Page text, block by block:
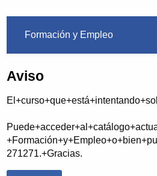
Formación y Empleo
Aviso
271271.+Gracias.